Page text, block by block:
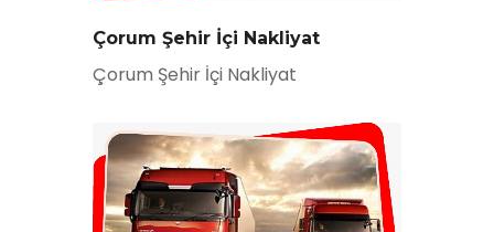
Çorum Şehir İçi Nakliyat
Çorum Şehir İçi Nakliyat